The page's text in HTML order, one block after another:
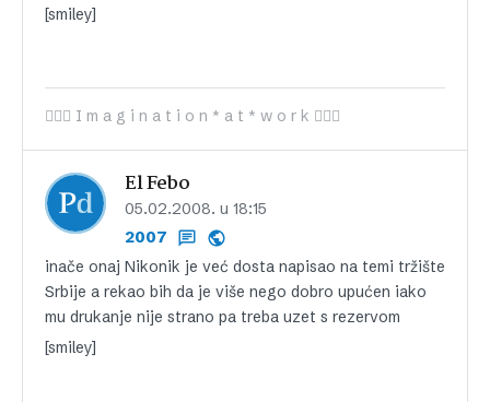
[smiley]
 I m a g i n a t i o n * a t * w o r k 
El Febo
05.02.2008. u 18:15
2007
inače onaj Nikonik je već dosta napisao na temi tržište
Srbije a rekao bih da je više nego dobro upućen iako
mu drukanje nije strano pa treba uzet s rezervom
[smiley]